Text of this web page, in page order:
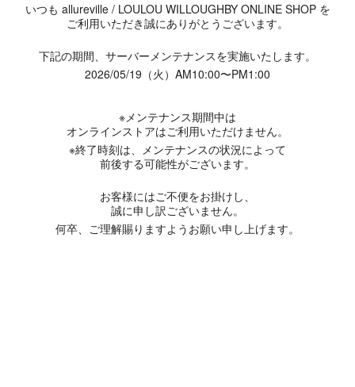
いつも allureville / LOULOU WILLOUGHBY ONLINE SHOP を
ご利用いただき誠にありがとうございます。
下記の期間、サーバーメンテナンスを実施いたします。
2026/05/19（火）AM10:00〜PM1:00
※メンテナンス期間中は
オンラインストアはご利用いただけません。
※終了時刻は、メンテナンスの状況によって
前後する可能性がございます。
お客様にはご不便をお掛けし、
誠に申し訳ございません。
何卒、ご理解賜りますようお願い申し上げます。